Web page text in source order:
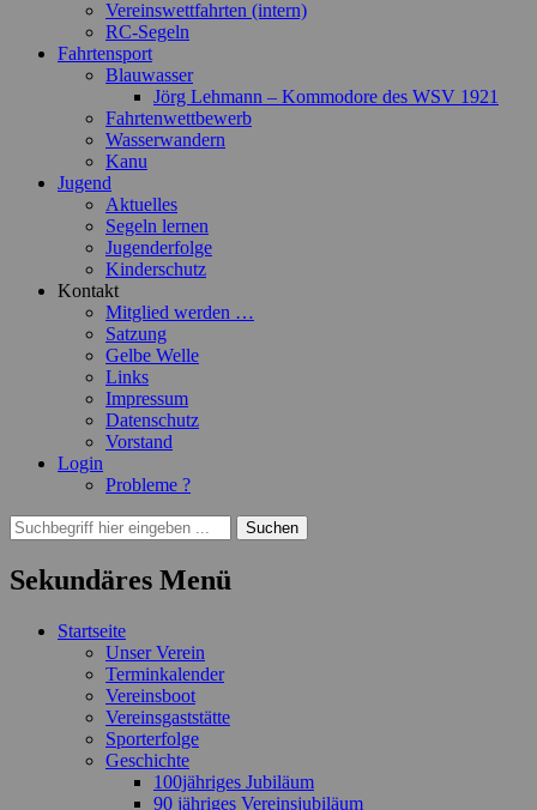
Vereinswettfahrten (intern)
RC-Segeln
Fahrtensport
Blauwasser
Jörg Lehmann – Kommodore des WSV 1921
Fahrtenwettbewerb
Wasserwandern
Kanu
Jugend
Aktuelles
Segeln lernen
Jugenderfolge
Kinderschutz
Kontakt
Mitglied werden …
Satzung
Gelbe Welle
Links
Impressum
Datenschutz
Vorstand
Login
Probleme ?
Suchen
Suchen
nach:
Sekundäres Menü
Zum
Startseite
Unser Verein
Terminkalender
Vereinsboot
Vereinsgaststätte
Sporterfolge
Geschichte
100jähriges Jubiläum
90 jähriges Vereinsjubiläum